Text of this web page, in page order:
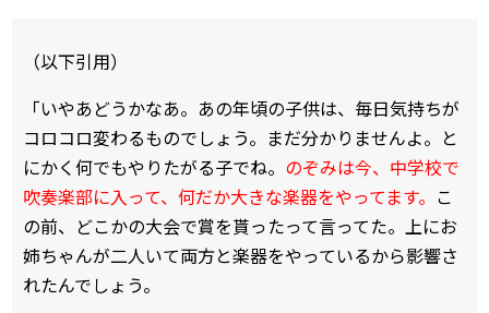
（以下引用）
「いやあどうかなあ。あの年頃の子供は、毎日気持ちが
コロコロ変わるものでしょう。まだ分かりませんよ。と
にかく何でもやりたがる子でね。 のぞみは今、中学校で
吹奏楽部に入って、何だか大きな楽器をやってます。 こ
の前、どこかの大会で賞を貰ったって言ってた。上にお
姉ちゃんが二人いて両方と楽器をやっているから影響さ
れたんでしょう。